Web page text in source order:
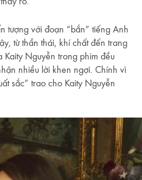
tượng với đoạn “bắn” tiếng Anh
từ thần thái, khí chất đến trang
Kaity Nguyễn trong phim đều
nhiều lời khen ngợi. Chính vì
sắc” trao cho Kaity Nguyễn